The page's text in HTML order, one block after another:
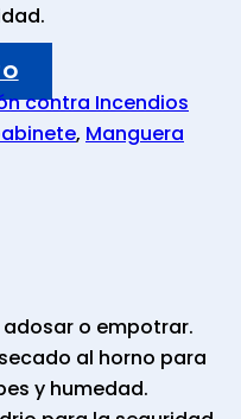
contra Incendios
, Manguera
o empotrar.
al horno para
y humedad.